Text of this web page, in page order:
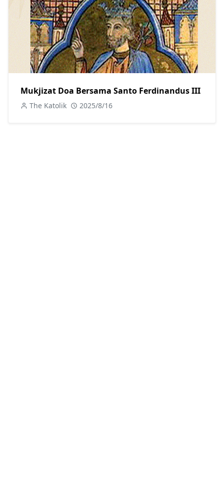
Mukjizat Doa Bersama Santo Ferdinandus III
The Katolik 2025/8/16